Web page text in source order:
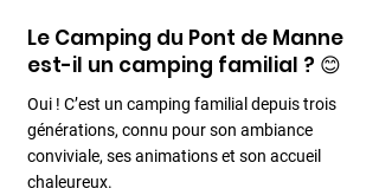
Le Camping du Pont de Manne
est-il un camping familial ? 😊
Oui ! C’est un camping familial depuis trois
générations, connu pour son ambiance
conviviale, ses animations et son accueil
chaleureux.